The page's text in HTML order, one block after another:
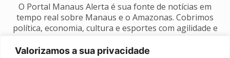
Valorizamos a sua privacidade
O Portal Manaus Alerta é sua fonte de notícias em
tempo real sobre Manaus e o Amazonas. Cobrimos
política, economia, cultura e esportes com agilidade e